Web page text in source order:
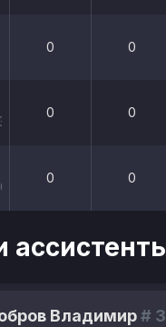
0 0
0 0
0 0
Владимир#